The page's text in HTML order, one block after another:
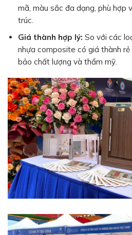
mã, màu sắc đa dạng, phù hợp
trúc.
Giá thành hợp lý: So với các
nhựa composite có giá thành rẻ
bảo chất lượng và thẩm mỹ.